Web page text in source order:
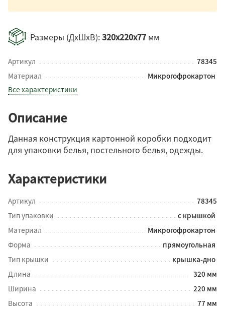
Размеры (ДхШхВ):320x220x77 мм
Артикул
78345
Материал
Микрогофрокартон
Все характеристики
Описание
Данная конструкция картонной коробки подходит
для упаковки белья, постельного белья, одежды.
Характеристики
Артикул
78345
Тип упаковки
с крышкой
Материал
Микрогофрокартон
Форма
прямоугольная
Тип крышки
крышка-дно
Длина
320 мм
Ширина
220 мм
Высота
77 мм